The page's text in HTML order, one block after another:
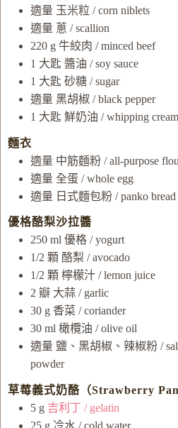
適量 玉米粒 / corn niblets
適量 蔥 / scallion
220 g 牛絞肉 / minced beef
1 大匙 醬油 / soy sauce
1 大匙 砂糖 / sugar
適量 黑胡椒 / black pepper
1 大匙 鮮奶油 / whipping cream
麵衣
適量 中筋麵粉 / all-purpose
適量 全蛋 / whole egg
適量 日式麵包粉 / panko
優格酪梨沙拉醬
250 ml 優格 / yogurt
1/2 顆 酪梨 / avocado
1/2 顆 檸檬汁 / lemon juice
2 瓣 大蒜 / garlic
30 g 香菜 / coriander
30 ml 橄欖油 / olive oil
適量 鹽、黑胡椒、辣椒粉 /
powder
草莓義式奶酪（Strawberry
5 g 吉利丁 / gelatin